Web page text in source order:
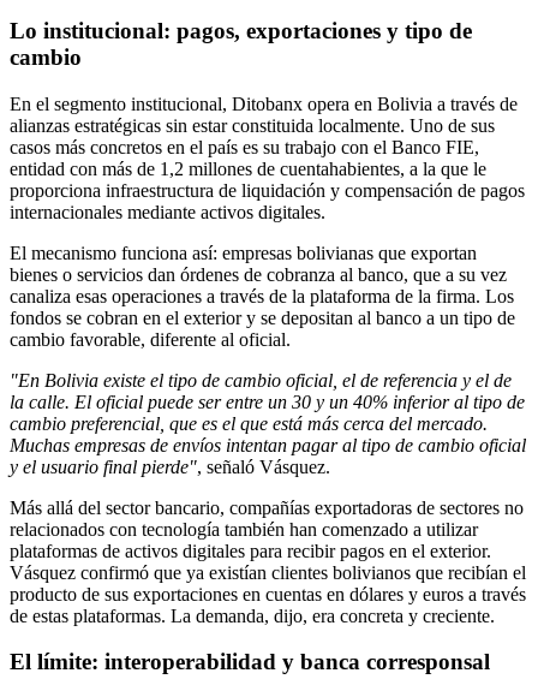
Lo institucional: pagos, exportaciones y tipo de
cambio
En el segmento institucional, Ditobanx opera en Bolivia a través de
alianzas estratégicas sin estar constituida localmente. Uno de sus
casos más concretos en el país es su trabajo con el Banco FIE,
entidad con más de 1,2 millones de cuentahabientes, a la que le
proporciona infraestructura de liquidación y compensación de pagos
internacionales mediante activos digitales.
El mecanismo funciona así: empresas bolivianas que exportan
bienes o servicios dan órdenes de cobranza al banco, que a su vez
canaliza esas operaciones a través de la plataforma de la firma. Los
fondos se cobran en el exterior y se depositan al banco a un tipo de
cambio favorable, diferente al oficial.
"En Bolivia existe el tipo de cambio oficial, el de referencia y el de
la calle. El oficial puede ser entre un 30 y un 40% inferior al tipo de
cambio preferencial, que es el que está más cerca del mercado.
Muchas empresas de envíos intentan pagar al tipo de cambio oficial
y el usuario final pierde", señaló Vásquez.
Más allá del sector bancario, compañías exportadoras de sectores no
relacionados con tecnología también han comenzado a utilizar
plataformas de activos digitales para recibir pagos en el exterior.
Vásquez confirmó que ya existían clientes bolivianos que recibían el
producto de sus exportaciones en cuentas en dólares y euros a través
de estas plataformas. La demanda, dijo, era concreta y creciente.
El límite: interoperabilidad y banca corresponsal